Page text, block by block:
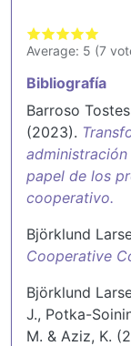
Average: 5 (7
Bibliografía
Barroso
(2023).
papel de los
cooperativo.
Björklund
Cooperative
Björklund
J., Potka-
M. & Aziz, K.